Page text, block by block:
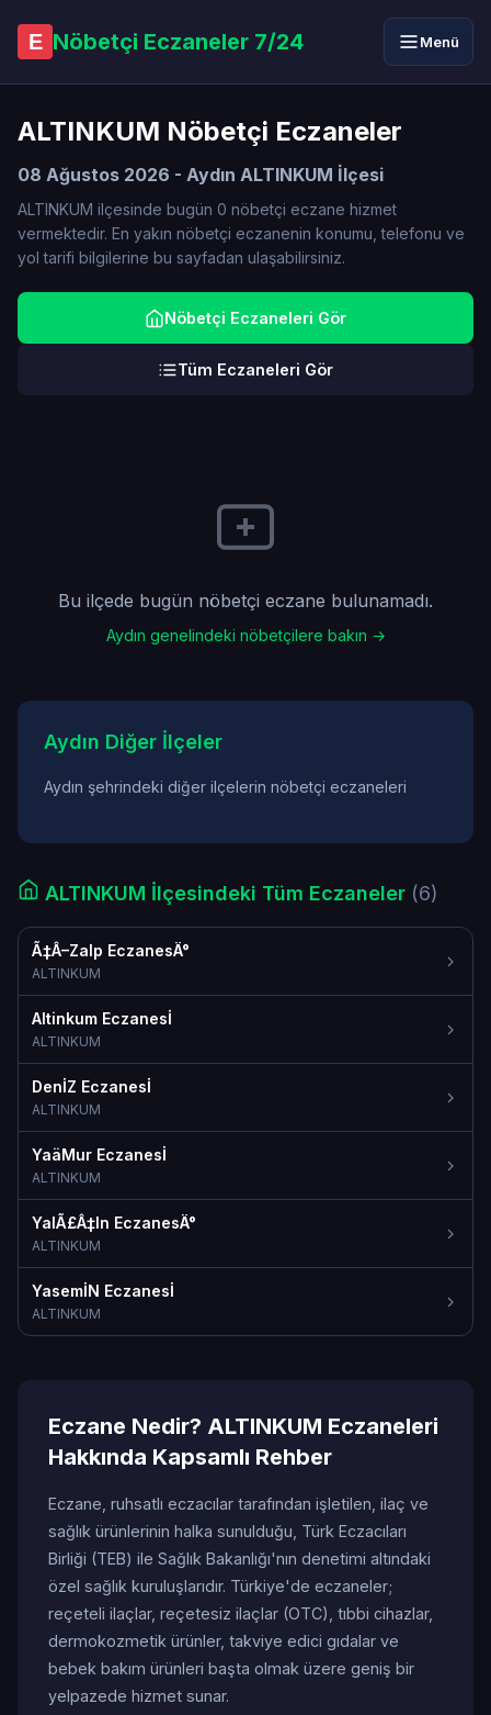
E Nöbetçi Eczaneler 7/24 Menü
ALTINKUM Nöbetçi Eczaneler
08 Ağustos 2026 - Aydın ALTINKUM İlçesi
ALTINKUM ilçesinde bugün 0 nöbetçi eczane hizmet
vermektedir. En yakın nöbetçi eczanenin konumu, telefonu ve
yol tarifi bilgilerine bu sayfadan ulaşabilirsiniz.
Nöbetçi Eczaneleri Gör
Tüm Eczaneleri Gör
Bu ilçede bugün nöbetçi eczane bulunamadı.
Aydın genelindeki nöbetçilere bakın →
Aydın Diğer İlçeler
Aydın şehrindeki diğer ilçelerin nöbetçi eczaneleri
ALTINKUM İlçesindeki Tüm Eczaneler (6)
Ã‡Â–Zalp EczanesÄ°
ALTINKUM
Altinkum Eczanesİ
ALTINKUM
DenİZ Eczanesİ
ALTINKUM
YaäMur Eczanesİ
ALTINKUM
YalÃ£Â‡In EczanesÄ°
ALTINKUM
YasemİN Eczanesİ
ALTINKUM
Eczane Nedir? ALTINKUM Eczaneleri
Hakkında Kapsamlı Rehber
Eczane, ruhsatlı eczacılar tarafından işletilen, ilaç ve
sağlık ürünlerinin halka sunulduğu, Türk Eczacıları
Birliği (TEB) ile Sağlık Bakanlığı'nın denetimi altındaki
özel sağlık kuruluşlarıdır. Türkiye'de eczaneler;
reçeteli ilaçlar, reçetesiz ilaçlar (OTC), tıbbi cihazlar,
dermokozmetik ürünler, takviye edici gıdalar ve
bebek bakım ürünleri başta olmak üzere geniş bir
yelpazede hizmet sunar.